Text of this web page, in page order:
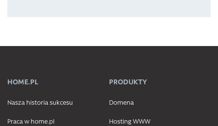
HOME.PL
Nasza historia sukcesu
Praca w home.pl
PRODUKTY
Domena
Hosting WWW